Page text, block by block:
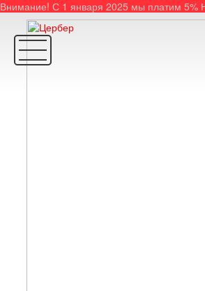
Внимание! С 1 января 2025 мы платим 5%